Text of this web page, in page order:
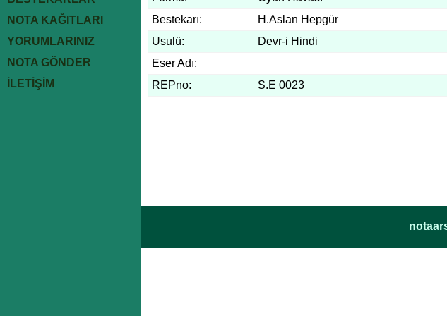
NOTA KAĞITLARI
YORUMLARINIZ
NOTA GÖNDER
İLETİŞİM
Bestekarı:
H.Aslan Hepgür
Usulü:
Devr-i Hindi
Eser Adı:
REPno:
S.E 0023